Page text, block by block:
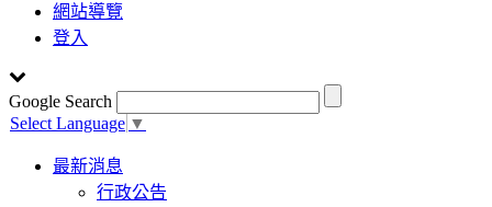
網站導覽
登入
Google Search
Select Language ▼
Toggle
navigation
最新消息
行政公告